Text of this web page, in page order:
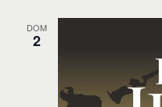
DOM
2